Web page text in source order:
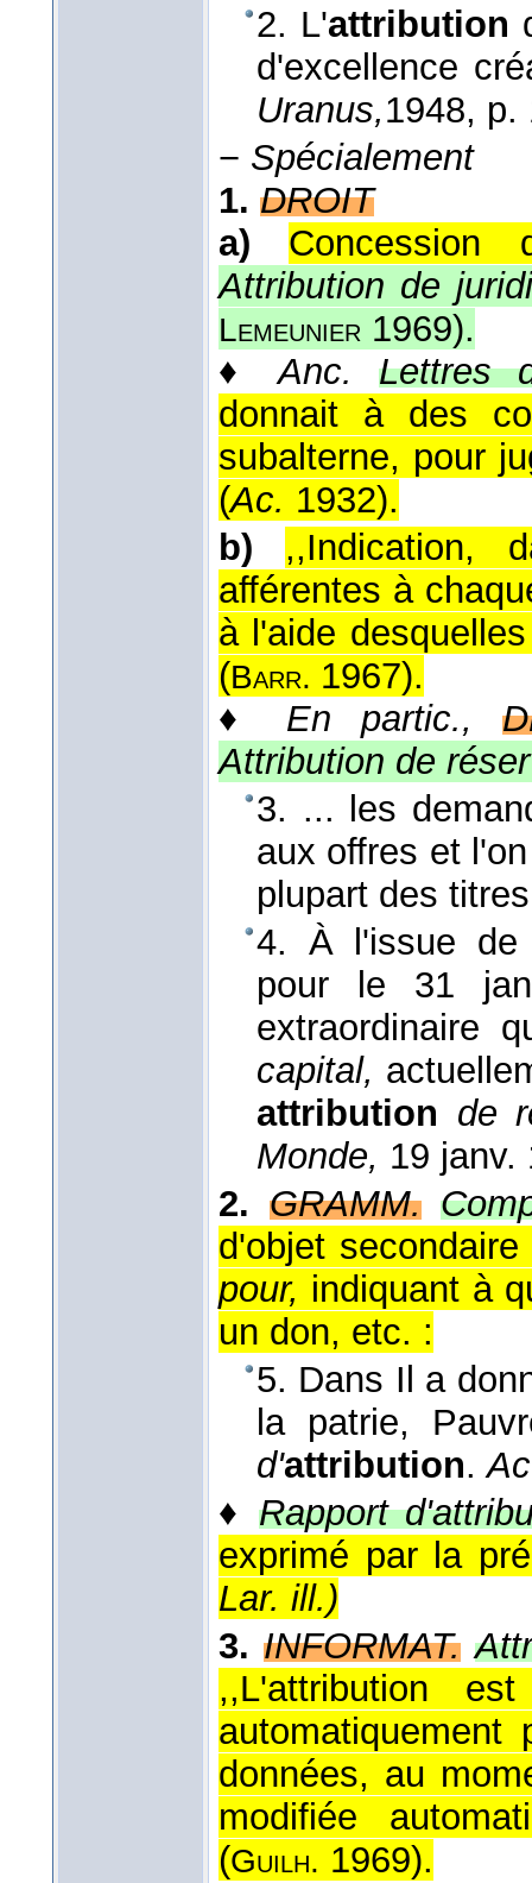
2. L'attribution
d'excellence
Uranus,1948, p.
− Spécialement
1. DROIT
a)
Concession
Attribution de
Lemeunier 1969).
♦Anc.
Lettres
donnait à des
subalterne, pour
(Ac. 1932).
b)
,,Indication,
afférentes à
à l'aide
(Barr. 1967).
♦ En partic.,
Attribution de
3. ... les
aux offres et
plupart des
4. À l'issue de
pour le 31
extraordinaire
capital,
attribution de
Monde, 19 janv.
2. GRAMM.
d'objet
pour, indiquant à
un don, etc. :
5. Dans Il a
la patrie,
d'attribution.
♦Rapport
exprimé par la
Lar. ill.)
3. INFORMAT.
,,L'attribution
données, au
modifiée
(Guilh. 1969).